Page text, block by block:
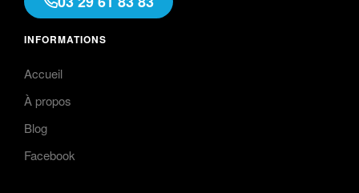
INFORMATIONS
Accueil
À propos
Blog
Facebook